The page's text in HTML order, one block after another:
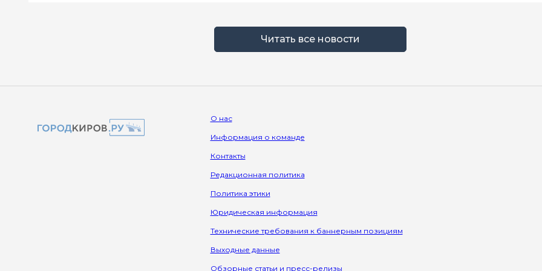
Читать все новости
О нас
Информация о команде
Контакты
Редакционная политика
Политика этики
Юридическая информация
Технические требования к баннерным позициям
Выходные данные
Обзорные статьи и пресс-релизы